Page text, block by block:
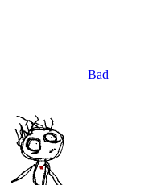
Bad